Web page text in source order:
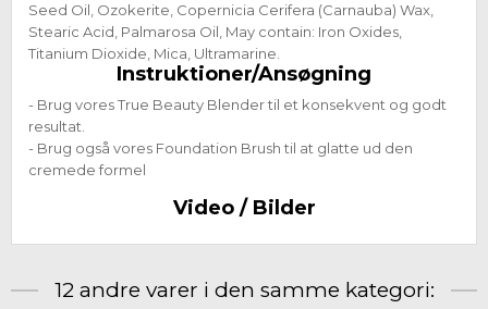
Seed Oil, Ozokerite, Copernicia Cerifera (Carnauba) Wax,
Stearic Acid, Palmarosa Oil, May contain: Iron Oxides,
Titanium Dioxide, Mica, Ultramarine.
Instruktioner/Ansøgning
- Brug vores True Beauty Blender til et konsekvent og godt
resultat.
- Brug også vores Foundation Brush til at glatte ud den
cremede formel
Video / Bilder
12 andre varer i den samme kategori: